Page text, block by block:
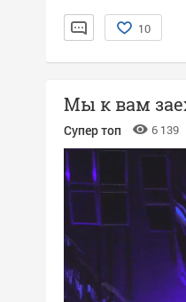
10
Мы к вам
Супер топ 6 139